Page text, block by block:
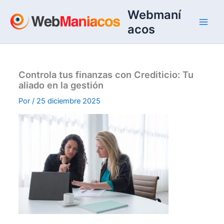
contenido
Webmaní
acos
Controla tus finanzas con Crediticio: Tu
aliado en la gestión
Por/ 25 diciembre 2025